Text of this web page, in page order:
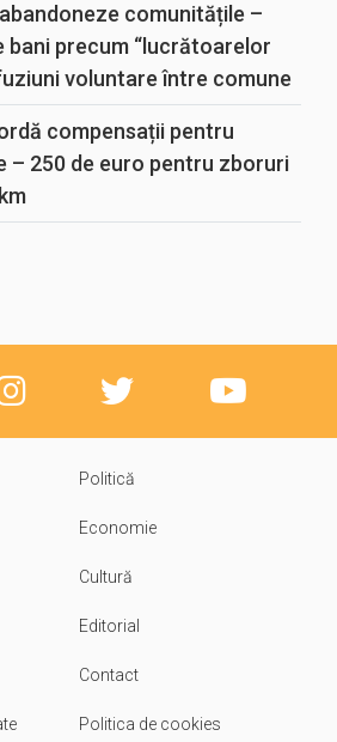
comunitățile –
bani precum “lucrătoarelor
voluntare între comune
compensații pentru
– 250 de euro pentru zboruri
Politică
Economie
Cultură
Editorial
Contact
Politica de cookies